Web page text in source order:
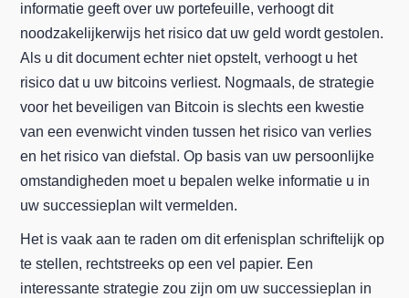
informatie geeft over uw portefeuille, verhoogt dit
noodzakelijkerwijs het risico dat uw geld wordt gestolen.
Als u dit document echter niet opstelt, verhoogt u het
risico dat u uw bitcoins verliest. Nogmaals, de strategie
voor het beveiligen van Bitcoin is slechts een kwestie
van een evenwicht vinden tussen het risico van verlies
en het risico van diefstal. Op basis van uw persoonlijke
omstandigheden moet u bepalen welke informatie u in
uw successieplan wilt vermelden.
Het is vaak aan te raden om dit erfenisplan schriftelijk op
te stellen, rechtstreeks op een vel papier. Een
interessante strategie zou zijn om uw successieplan in